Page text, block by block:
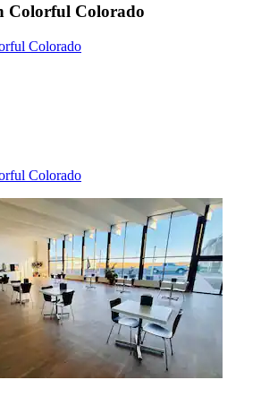
Colorful Colorado
Colorado
Colorado